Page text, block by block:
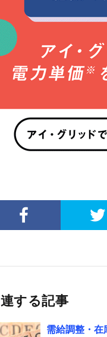
関連する記事
需給調整・